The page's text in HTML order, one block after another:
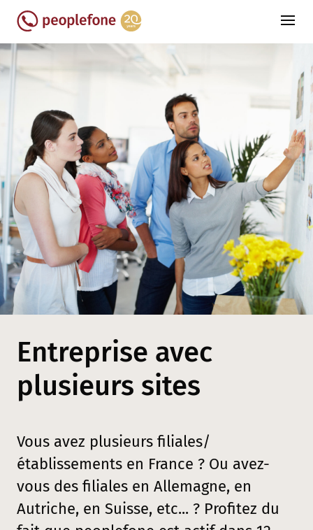
Entreprise avec
plusieurs sites
Vous avez plusieurs filiales/
établissements en France ? Ou avez-
vous des filiales en Allemagne, en
Autriche, en Suisse, etc... ? Profitez du